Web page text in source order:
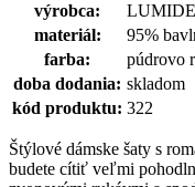
výrobca:
LUMIDE
materiál:
95%
farba:
púdrovo
doba dodania: skladom
kód produktu: 322
Štýlové dámske šaty s
budete cítiť veľmi